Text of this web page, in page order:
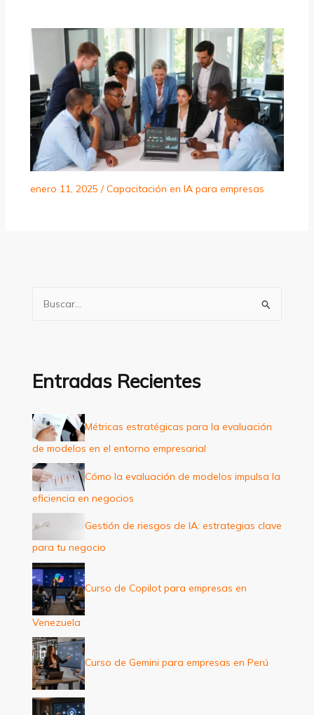
enero 11, 2025 /Capacitación en IA para empresas
a
p
o
r
:
Entradas Recientes
Métricas estratégicas para la evaluación
de modelos en el entorno empresarial
Cómo la evaluación de modelos impulsa la
eficiencia en negocios
Gestión de riesgos de IA: estrategias clave
para tu negocio
Curso de Copilot para empresas en
Venezuela
Curso de Gemini para empresas en Perú